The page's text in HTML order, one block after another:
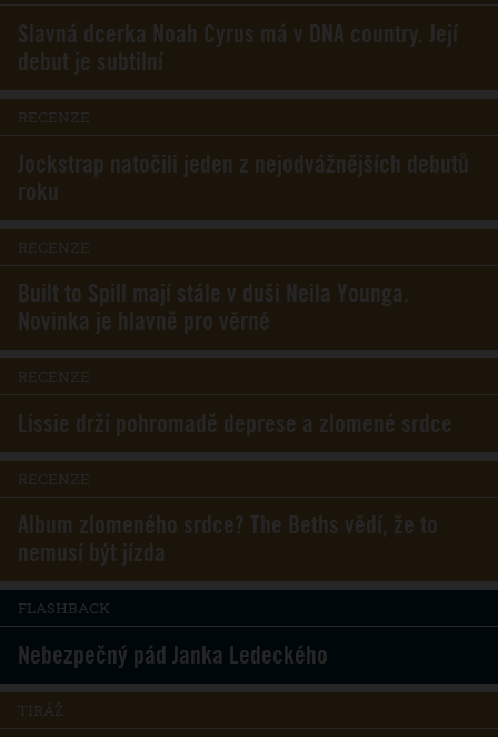
Slavná dcerka Noah Cyrus má v DNA country. Její
debut je subtilní
RECENZE
Jockstrap natočili jeden z nejodvážnějších debutů
roku
RECENZE
Built to Spill mají stále v duši Neila Younga.
Novinka je hlavně pro věrné
RECENZE
Lissie drží pohromadě deprese a zlomené srdce
RECENZE
Album zlomeného srdce? The Beths vědí, že to
nemusí být jízda
FLASHBACK
Nebezpečný pád Janka Ledeckého
TIRÁŽ